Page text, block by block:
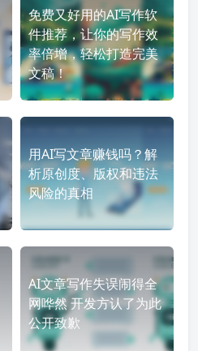
免费又好用的AI写作软
件推荐，让你的写作效
率倍增，轻松打造完美
文稿！
用AI写文章赚钱吗？解
析原创度、版权和违法
风险的真相
AI文章写作失误闹得全
网哗然 开发方认了为此
公开致歉